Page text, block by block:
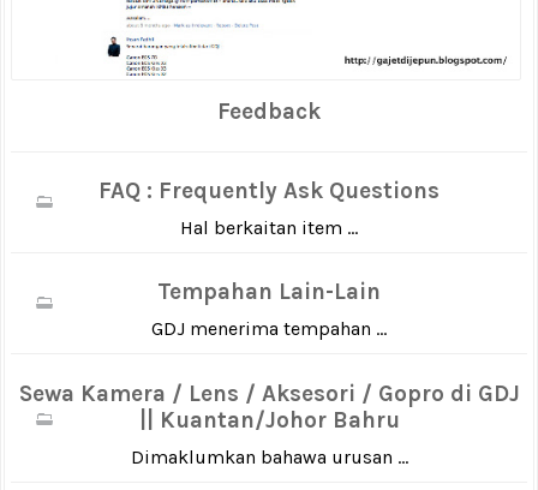
Feedback
FAQ : Frequently Ask Questions
Hal berkaitan item ...
Tempahan Lain-Lain
GDJ menerima tempahan ...
Sewa Kamera / Lens / Aksesori / Gopro di GDJ
|| Kuantan/Johor Bahru
Dimaklumkan bahawa urusan ...